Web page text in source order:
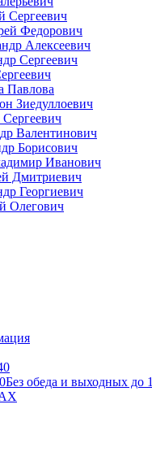
Сергеевич
Федорович
Алексеевич
Сергеевич
Павлова
Зиедуллоевич
Валентинович
Борисович
Иванович
Дмитриевич
Георгиевич
Олегович
Без обеда и выходных до